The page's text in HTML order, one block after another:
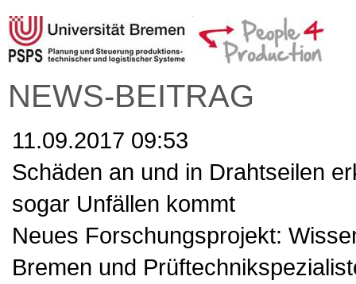
NEWS-BEITRAG
11.09.2017 09:53
Schäden an und in Drahtseilen
sogar Unfällen kommt
Neues Forschungsprojekt:
Bremen und